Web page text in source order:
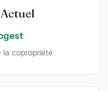
la copropriété